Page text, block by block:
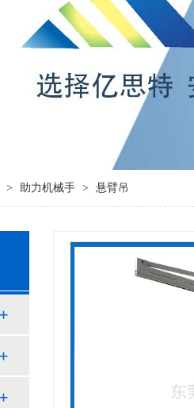
> 助力机械手 > 悬臂吊